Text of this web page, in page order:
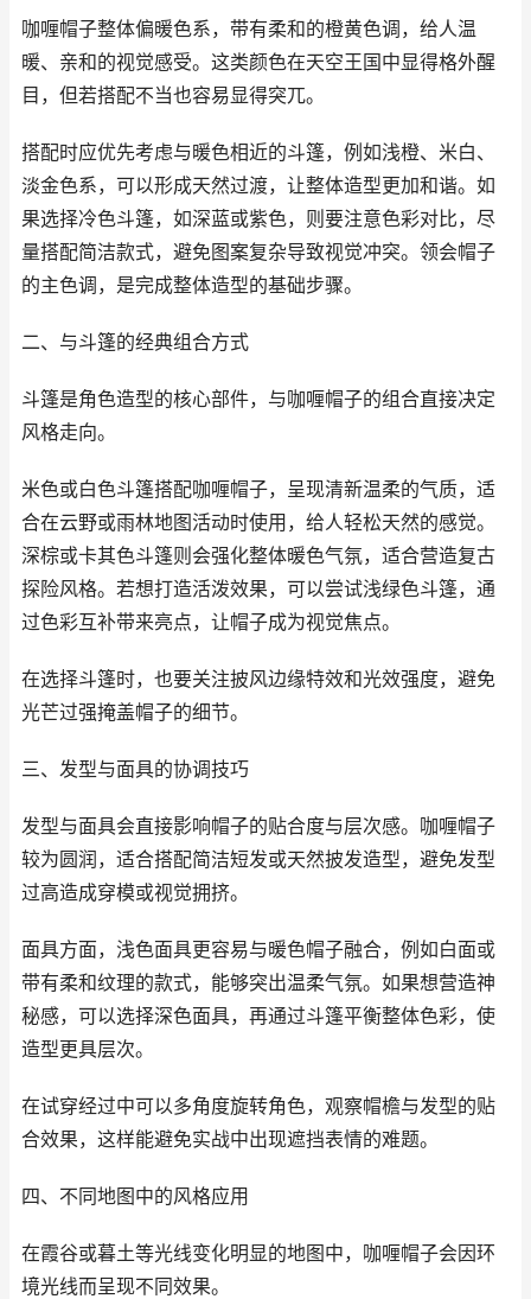
咖喱帽子整体偏暖色系，带有柔和的橙黄色调，给人温
暖、亲和的视觉感受。这类颜色在天空王国中显得格外醒
目，但若搭配不当也容易显得突兀。
搭配时应优先考虑与暖色相近的斗篷，例如浅橙、米白、
淡金色系，可以形成天然过渡，让整体造型更加和谐。如
果选择冷色斗篷，如深蓝或紫色，则要注意色彩对比，尽
量搭配简洁款式，避免图案复杂导致视觉冲突。领会帽子
的主色调，是完成整体造型的基础步骤。
二、与斗篷的经典组合方式
斗篷是角色造型的核心部件，与咖喱帽子的组合直接决定
风格走向。
米色或白色斗篷搭配咖喱帽子，呈现清新温柔的气质，适
合在云野或雨林地图活动时使用，给人轻松天然的感觉。
深棕或卡其色斗篷则会强化整体暖色气氛，适合营造复古
探险风格。若想打造活泼效果，可以尝试浅绿色斗篷，通
过色彩互补带来亮点，让帽子成为视觉焦点。
在选择斗篷时，也要关注披风边缘特效和光效强度，避免
光芒过强掩盖帽子的细节。
三、发型与面具的协调技巧
发型与面具会直接影响帽子的贴合度与层次感。咖喱帽子
较为圆润，适合搭配简洁短发或天然披发造型，避免发型
过高造成穿模或视觉拥挤。
面具方面，浅色面具更容易与暖色帽子融合，例如白面或
带有柔和纹理的款式，能够突出温柔气氛。如果想营造神
秘感，可以选择深色面具，再通过斗篷平衡整体色彩，使
造型更具层次。
在试穿经过中可以多角度旋转角色，观察帽檐与发型的贴
合效果，这样能避免实战中出现遮挡表情的难题。
四、不同地图中的风格应用
在霞谷或暮土等光线变化明显的地图中，咖喱帽子会因环
境光线而呈现不同效果。